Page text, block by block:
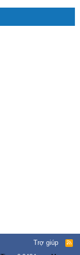
Trợ giúp
R